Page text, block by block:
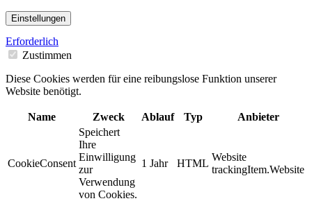
Einstellungen
Erforderlich
Zustimmen
Diese Cookies werden für eine reibungslose Funktion unserer
Website benötigt.
Name Zweck Ablauf Typ Anbieter
CookieConsent
Speichert
Ihre
Einwilligung
zur
Verwendung
von Cookies.
1 Jahr HTML
Website
trackingItem.Website